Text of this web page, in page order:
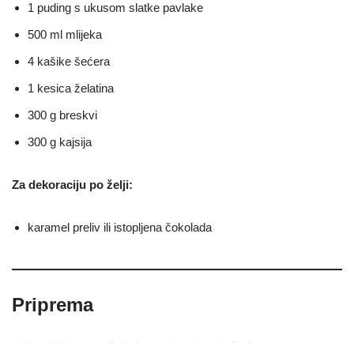
1 puding s ukusom slatke pavlake
500 ml mlijeka
4 kašike šećera
1 kesica želatina
300 g breskvi
300 g kajsija
Za dekoraciju po želji:
karamel preliv ili istopljena čokolada
Priprema